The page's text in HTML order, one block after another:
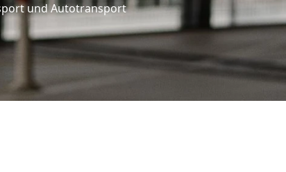
und Autotransport